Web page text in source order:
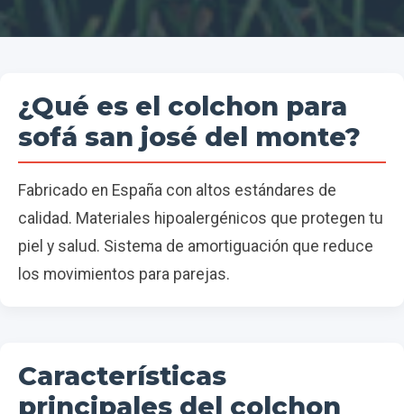
¿Qué es el colchon para
sofá san josé del monte?
Fabricado en España con altos estándares de
calidad. Materiales hipoalergénicos que protegen tu
piel y salud. Sistema de amortiguación que reduce
los movimientos para parejas.
Características
principales del colchon